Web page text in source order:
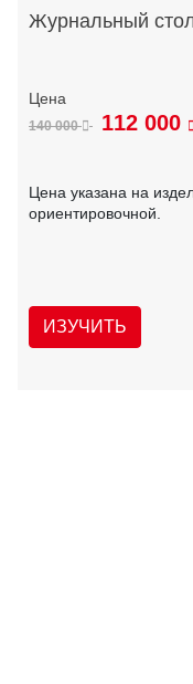
Журнальный
140 000 112 000
Цена указана на
ориентировочной.
ИЗУЧИТЬ